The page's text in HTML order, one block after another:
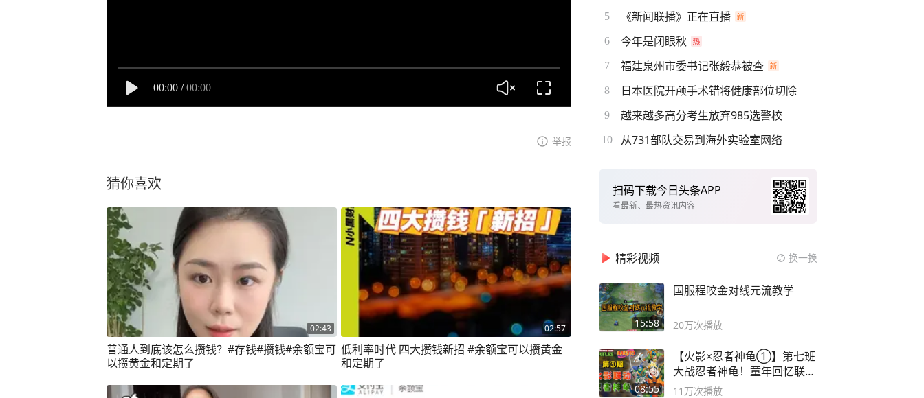
00:00 / 00:00
举报
猜你喜欢
02:43
普通人到底该怎么攒钱？#存钱#攒钱#余额宝可
以攒黄金和定期了
02:57
低利率时代 四大攒钱新招 #余额宝可以攒黄金
和定期了
5 《新闻联播》正在直播
6 今年是闭眼秋
7 福建泉州市委书记张毅恭被查
8 日本医院开颅手术错将健康部位切除
9 越来越多高分考生放弃985选警校
10 从731部队交易到海外实验室网络
扫码下载今日头条APP
看最新、最热资讯内容
精彩视频 换一换
15:58
国服程咬金对线元流教学
20万次播放
08:55
【火影×忍者神龟①】第七班
大战忍者神龟！童年回忆联动
论武？
11万次播放